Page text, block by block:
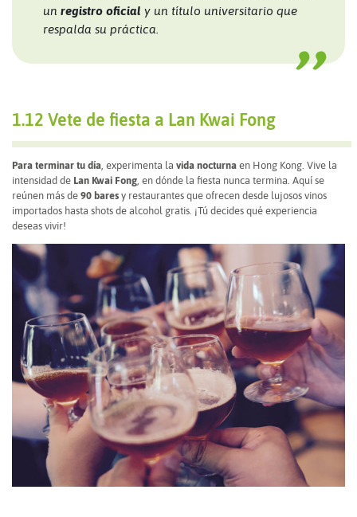
un registro oficial y un título universitario que
respalda su práctica.
1.12 Vete de fiesta a Lan Kwai Fong
Para terminar tu día, experimenta la vida nocturna en Hong Kong. Vive la
intensidad de Lan Kwai Fong, en dónde la fiesta nunca termina. Aquí se
reúnen más de 90 bares y restaurantes que ofrecen desde lujosos vinos
importados hasta shots de alcohol gratis. ¡Tú decides qué experiencia
deseas vivir!